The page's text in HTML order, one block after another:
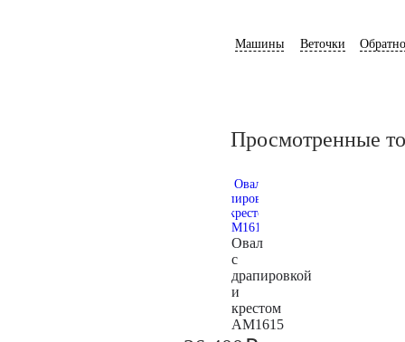
Машины Веточки
Просмотренные
Овал
с
драпировкой
и
крестом
AM1615